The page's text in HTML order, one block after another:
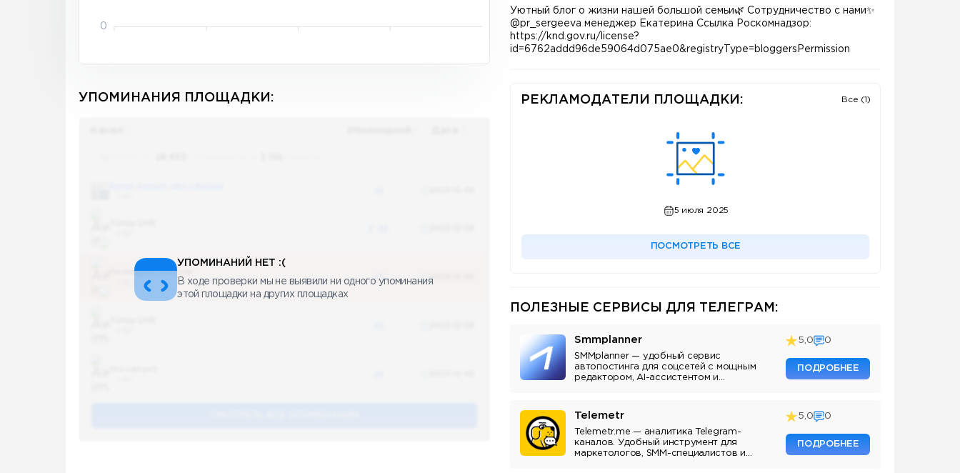
0
УПОМИНАНИЯ ПЛОЩАДКИ:
Последние новости
УПОМИНАНИЙ НЕТ :(
В ходе проверки мы не выявили ни одного упоминания
этой площадки на других площадках
Уютный блог о жизни нашей большой семьи🌿 Сотрудничество с нами✨
@pr_sergeeva менеджер Екатерина Ссылка Роскомнадзор:
https://knd.gov.ru/license?
id=6762addd96de59064d075ae0&registryType=bloggersPermission
РЕКЛАМОДАТЕЛИ ПЛОЩАДКИ: Все (1)
5 июля 2025
ПОСМОТРЕТЬ ВСЕ
ПОЛЕЗНЫЕ СЕРВИСЫ ДЛЯ ТЕЛЕГРАМ:
Smmplanner
SMMplanner — удобный сервис
автопостинга для соцсетей с мощным
редактором, AI-ассистентом и
5,0 0
ПОДРОБНЕЕ
Telemetr
Telemetr.me — аналитика Telegram-
каналов. Удобный инструмент для
маркетологов, SMM-специалистов и
5,0 0
ПОДРОБНЕЕ